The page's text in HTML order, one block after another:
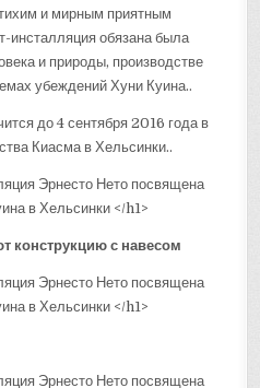
и мирным приятным
инсталляция обязана была
и природы, производстве
убеждений Хуни Куина..
до 4 сентября 2016 года в
Киасма в Хельсинки..
конструкцию с навесом